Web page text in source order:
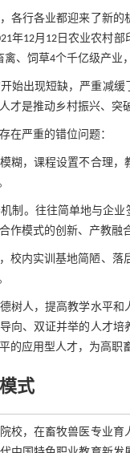
各行各业都迎来了新
年12月12日农业农村
、饲草4个千亿级产业
始出现短缺，严重减
才是推动乡村振兴、突
在严重的错位问题：
糊，课程设置不合理
制。往往简单地与企
作模式的创新、产教融
校内实训基地简陋、
树人，提高教学水平
向、双证并举的人才
的应用型人才，为高
式
校，在畜牧兽医专业